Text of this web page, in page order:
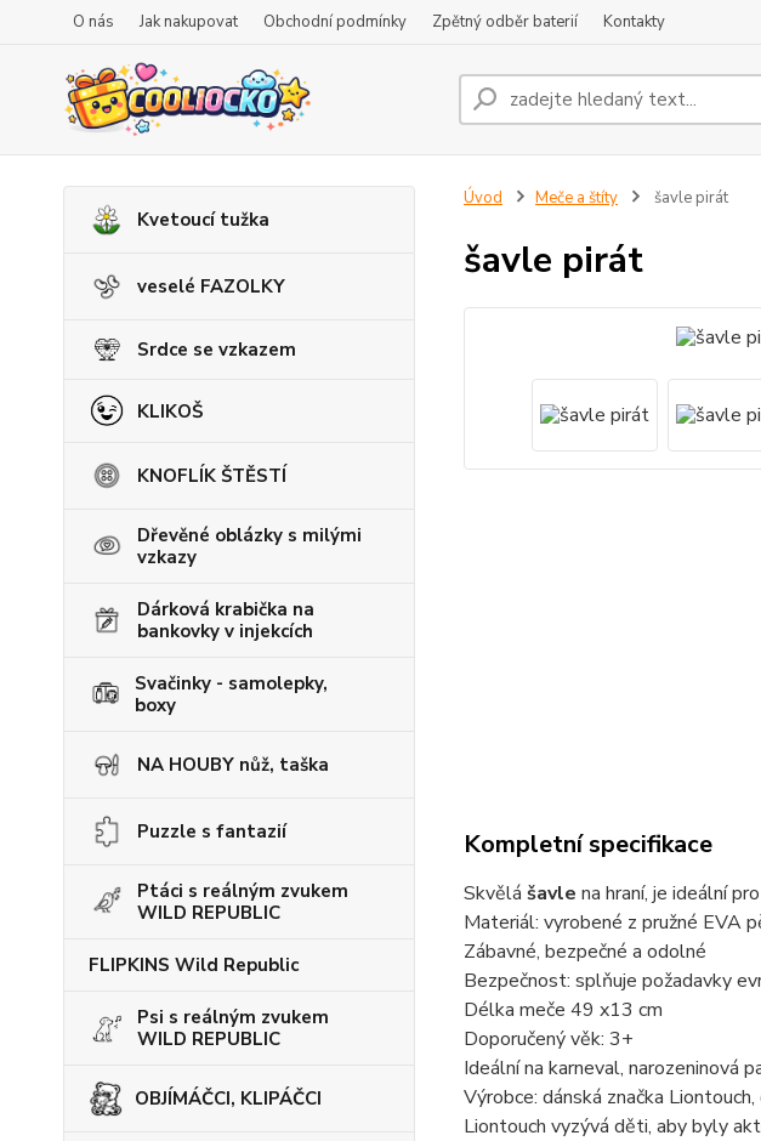
O nás Jak nakupovat Obchodní podmínky Zpětný odběr baterií Kontakty
Kvetoucí tužka
veselé FAZOLKY
Srdce se vzkazem
KLIKOŠ
KNOFLÍK ŠTĚSTÍ
Dřevěné oblázky s milými
vzkazy
Dárková krabička na
bankovky v injekcích
Svačinky - samolepky,
boxy
NA HOUBY nůž, taška
Puzzle s fantazií
Ptáci s reálným zvukem
WILD REPUBLIC
FLIPKINS Wild Republic
Psi s reálným zvukem
WILD REPUBLIC
OBJÍMÁČCI, KLIPÁČCI
Úvod Meče a štíty šavle pirát
šavle pirát
Kompletní specifikace
Skvělá šavle na hraní, je ideální
Materiál: vyrobené z pružné EVA
Zábavné, bezpečné a odolné
Bezpečnost: splňuje požadavky
Délka meče 49 x13 cm
Doporučený věk: 3+
Ideální na karneval, narozeninová
Výrobce: dánská značka
Liontouch vyzývá děti, aby byly